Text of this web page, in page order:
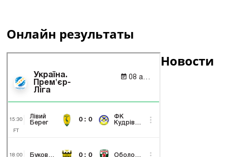
Онлайн результаты
Новости